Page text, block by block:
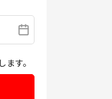
ます。